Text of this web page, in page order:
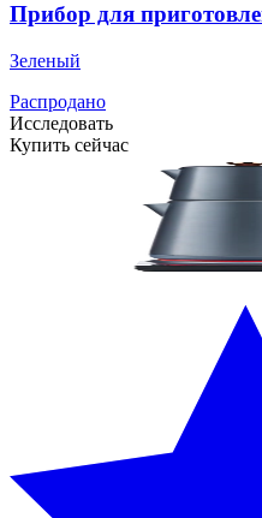
Прибор для
Зеленый
Распродано
Исследовать
Купить сейчас